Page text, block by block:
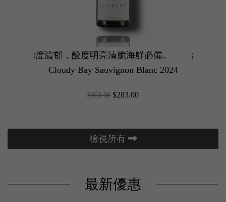
，酸度明亮清脆海鮮必備。
紐西蘭長相思世界級
Cloudy Bay Sauvignon Blanc 2024
$303.00 $283.00
淨白桃果香與精緻烤榛子、雲呢拿木桶香氣完美融合
23 最新年份主打極致清新與活力！紅桑子與玫
檢視所有
最新優惠